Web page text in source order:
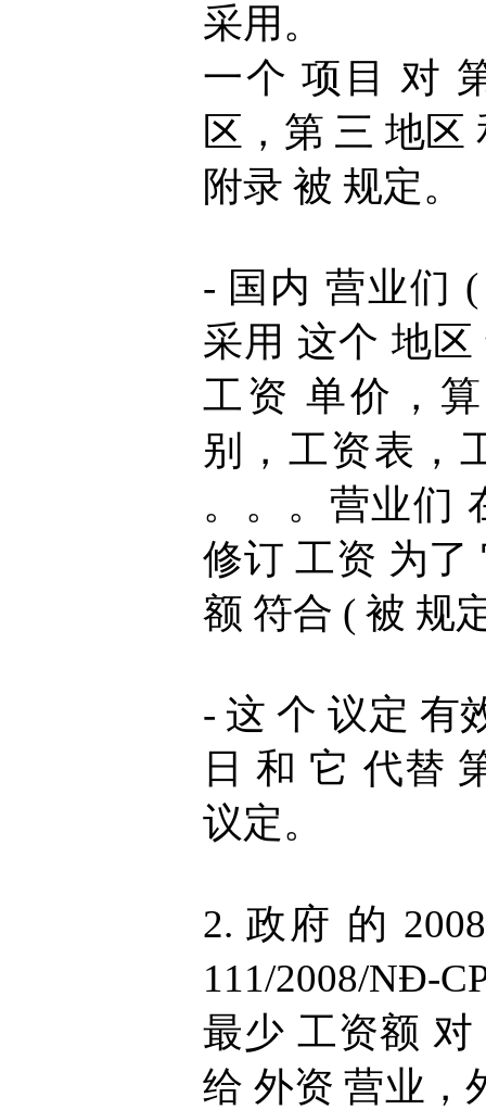
采用。
一个 项目 对
区，第 三 地区
附录 被 规定。
- 国内 营业们
采用 这个 地
工资 单价，
别，工资表，
。。。营业们
修订 工资 为了
额 符合 ( 被 规
- 这 个 议定 有
日 和 它 代替
议定。
2. 政府 的
111/2008/NĐ-
最少 工资额
给 外资 营业，